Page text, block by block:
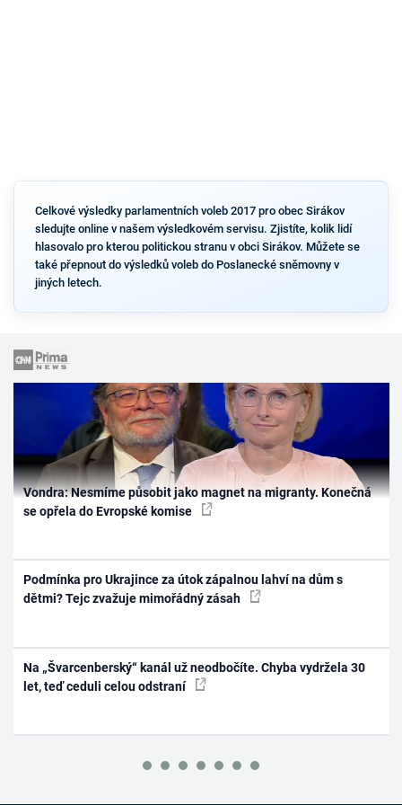
Celkové výsledky parlamentních voleb 2017 pro obec Sirákov
sledujte online v našem výsledkovém servisu. Zjistíte, kolik lidí
hlasovalo pro kterou politickou stranu v obci Sirákov. Můžete se
také přepnout do výsledků voleb do Poslanecké sněmovny v
jiných letech.
Vondra: Nesmíme působit jako magnet na migranty. Konečná
se opřela do Evropské komise
Podmínka pro Ukrajince za útok zápalnou lahví na dům s
dětmi? Tejc zvažuje mimořádný zásah
Na „Švarcenberský“ kanál už neodbočíte. Chyba vydržela 30
let, teď ceduli celou odstraní